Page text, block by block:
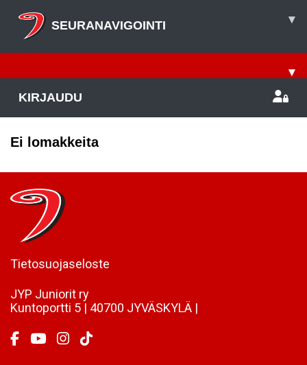
SEURANAVIGOINTI ▾
▾
KIRJAUDU
Ei lomakkeita
Tietosuojaseloste
JYP Juniorit ry
Kuntoportti 5 | 40700 JYVÄSKYLÄ |